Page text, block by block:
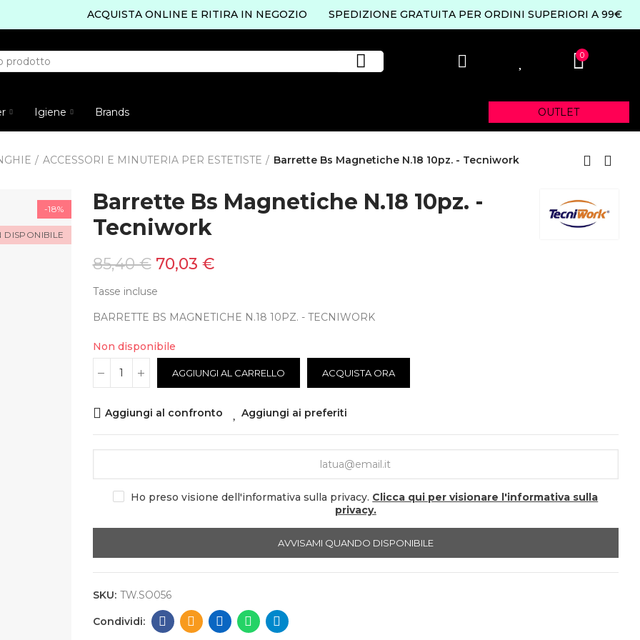
ACQUISTA ONLINE E RITIRA IN NEGOZIO SPEDIZIONE GRATUITA PER ORDINI SUPERIORI A 99€
0
Igiene Brands OUTLET
ACCESSORI E MINUTERIA PER ESTETISTE Barrette Bs Magnetiche N.18 10pz. - Tecniwork
-18%
DISPONIBILE
Barrette Bs Magnetiche N.18 10pz. -
Tecniwork
85,40 € 70,03 €
Tasse incluse
BARRETTE BS MAGNETICHE N.18 10PZ. - TECNIWORK
Non disponibile
AGGIUNGI AL CARRELLO ACQUISTA ORA
Aggiungi al confronto Aggiungi ai preferiti
Ho preso visione dell'informativa sulla privacy. Clicca qui per visionare l'informativa sulla
privacy.
AVVISAMI QUANDO DISPONIBILE
SKU: TW.SO056